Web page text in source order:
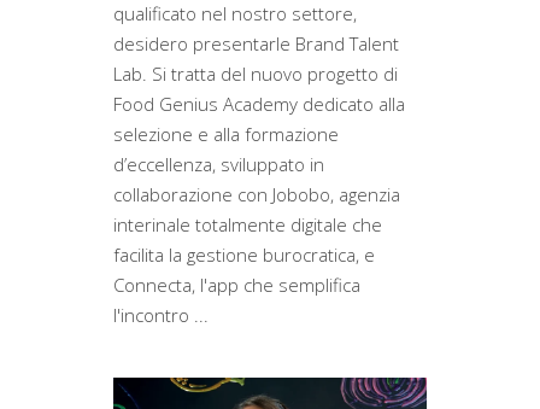
qualificato nel nostro settore,
desidero presentarle Brand Talent
Lab. Si tratta del nuovo progetto di
Food Genius Academy dedicato alla
selezione e alla formazione
d’eccellenza, sviluppato in
collaborazione con Jobobo, agenzia
interinale totalmente digitale che
facilita la gestione burocratica, e
Connecta, l'app che semplifica
l'incontro